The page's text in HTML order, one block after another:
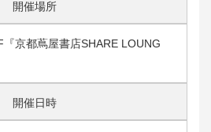
開催場所
京都蔦屋書店SHARE LOUNG
開催日時